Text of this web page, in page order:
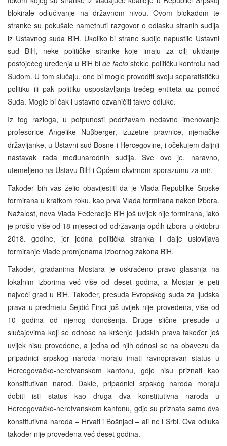
blokirale odlučivanje na državnom nivou. Ovom blokadom te
stranke su pokušale nametnuti razgovor o odlasku stranih sudija
iz Ustavnog suda BiH. Ukoliko bi strane sudije napustile Ustavni
sud BiH, neke političke stranke koje imaju za cilj ukidanje
postojećeg uređenja u BiH bi de facto stekle političku kontrolu nad
Sudom. U tom slučaju, one bi mogle provoditi svoju separatističku
politiku ili pak politiku uspostavljanja trećeg entiteta uz pomoć
Suda. Mogle bi čak i ustavno ozvaničiti takve odluke.
Iz tog razloga, u potpunosti podržavam nedavno imenovanje
profesorice Angelike Nuβberger, izuzetne pravnice, njemačke
državljanke, u Ustavni sud Bosne i Hercegovine, i očekujem daljnji
nastavak rada međunarodnih sudija. Sve ovo je, naravno,
utemeljeno na Ustavu BiH i Općem okvirnom sporazumu za mir.
Također bih vas želio obavijestiti da je Vlada Republike Srpske
formirana u kratkom roku, kao prva Vlada formirana nakon izbora.
Nažalost, nova Vlada Federacije BiH još uvijek nije formirana, iako
je prošlo više od 18 mjeseci od održavanja općih izbora u oktobru
2018. godine, jer jedna politička stranka i dalje uslovljava
formiranje Vlade promjenama Izbornog zakona BiH.
Također, građanima Mostara je uskraćeno pravo glasanja na
lokalnim izborima već više od deset godina, a Mostar je peti
najveći grad u BiH. Također, presuda Evropskog suda za ljudska
prava u predmetu Sejdić-Finci još uvijek nije provedena, više od
10 godina od njenog donošenja. Druge slične presude u
slučajevima koji se odnose na kršenje ljudskih prava također još
uvijek nisu provedene, a jedna od njih odnosi se na obavezu da
pripadnici srpskog naroda moraju imati ravnopravan status u
Hercegovačko-neretvanskom kantonu, gdje nisu priznati kao
konstitutivan narod. Dakle, pripadnici srpskog naroda moraju
dobiti isti status kao druga dva konstitutivna naroda u
Hercegovačko-neretvanskom kantonu, gdje su priznata samo dva
konstitutivna naroda – Hrvati i Bošnjaci – ali ne i Srbi. Ova odluka
također nije provedena već deset godina.